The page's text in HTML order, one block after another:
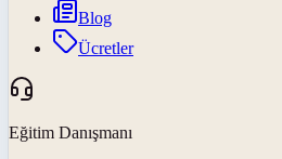
Blog
Ücretler
Eğitim Danışmanı